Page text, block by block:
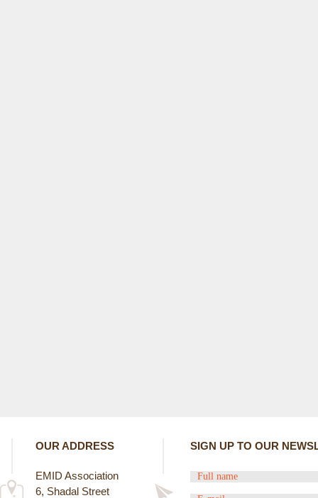
OUR ADDRESS
EMID Association
6, Shadal Street
SIGN UP TO OUR